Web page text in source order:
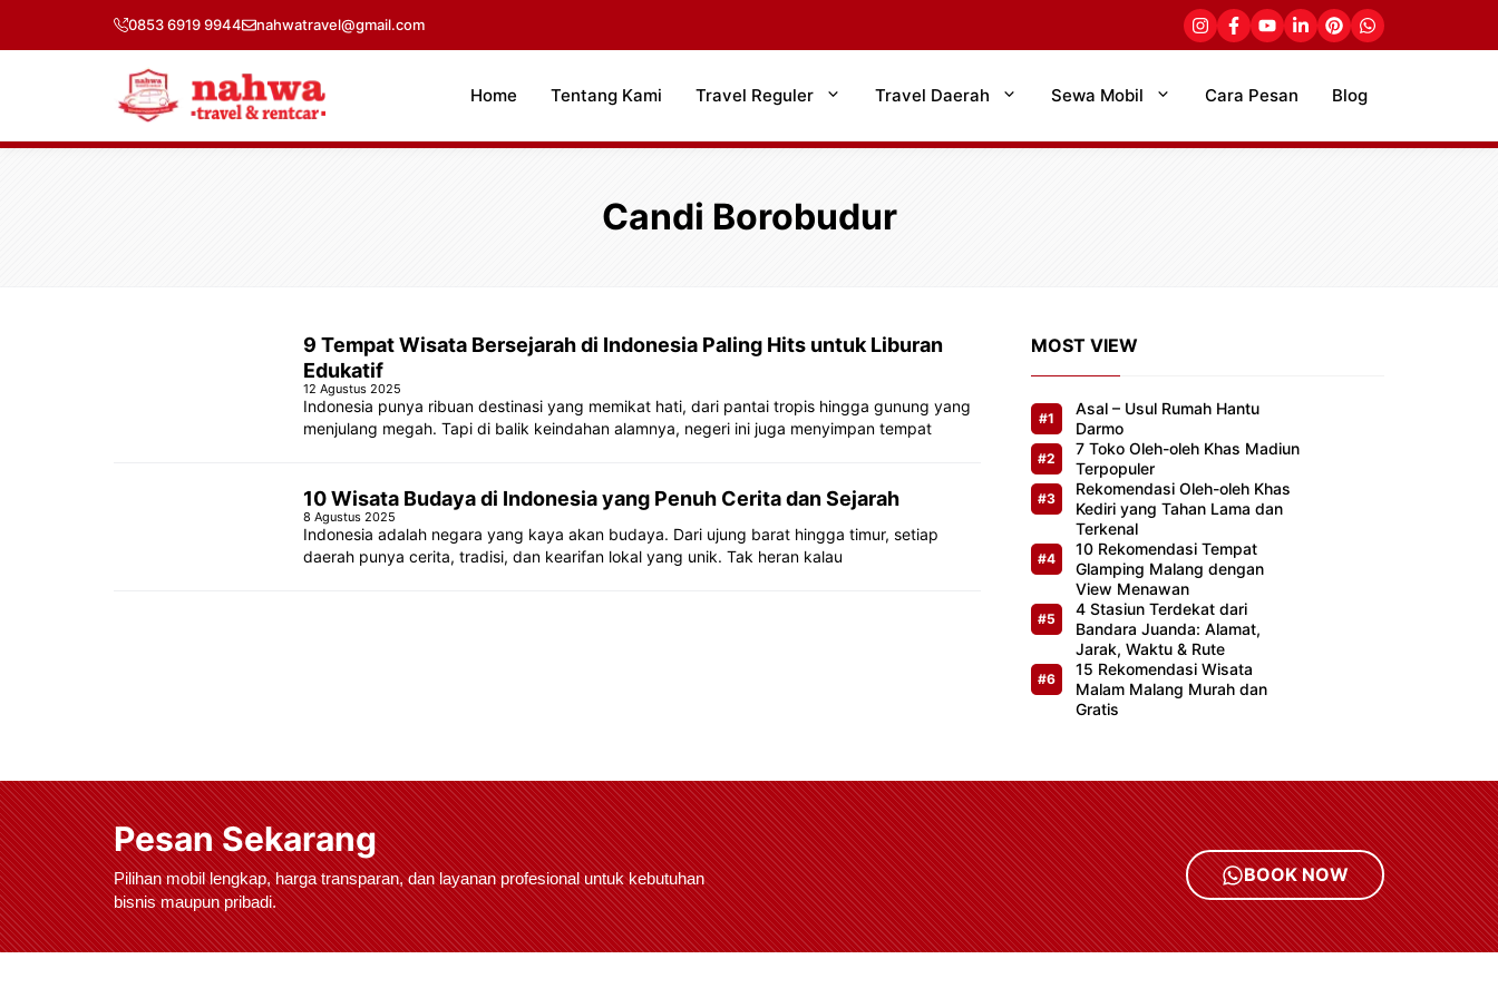
0853 6919 9944 nahwatravel@gmail.com
Home Tentang Kami Travel Reguler Travel Daerah Sewa Mobil Cara Pesan Blog
Candi Borobudur
9 Tempat Wisata Bersejarah di Indonesia Paling Hits untuk Liburan
Edukatif
12 Agustus 2025
Indonesia punya ribuan destinasi yang memikat hati, dari pantai tropis hingga gunung yang
menjulang megah. Tapi di balik keindahan alamnya, negeri ini juga menyimpan tempat
10 Wisata Budaya di Indonesia yang Penuh Cerita dan Sejarah
8 Agustus 2025
Indonesia adalah negara yang kaya akan budaya. Dari ujung barat hingga timur, setiap
daerah punya cerita, tradisi, dan kearifan lokal yang unik. Tak heran kalau
MOST VIEW
Asal – Usul Rumah Hantu
Darmo
7 Toko Oleh-oleh Khas Madiun
Terpopuler
Rekomendasi Oleh-oleh Khas
Kediri yang Tahan Lama dan
Terkenal
10 Rekomendasi Tempat
Glamping Malang dengan
View Menawan
4 Stasiun Terdekat dari
Bandara Juanda: Alamat,
Jarak, Waktu & Rute
15 Rekomendasi Wisata
Malam Malang Murah dan
Gratis
Pesan Sekarang
Pilihan mobil lengkap, harga transparan, dan layanan profesional untuk kebutuhan
bisnis maupun pribadi.
BOOK NOW